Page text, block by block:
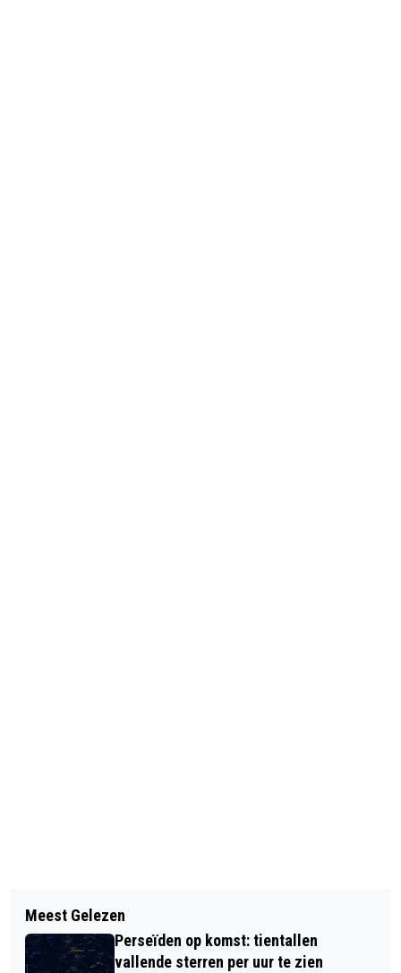
ONLINEHANDEL BEDREIGDE DIEREN
BOOMING
'BLANKEN KUNNEN ZICH NIET
VOORSTELLEN HOE CORRUPT HET
Meest Gelezen
Perseïden op komst: tientallen
vallende sterren per uur te zien